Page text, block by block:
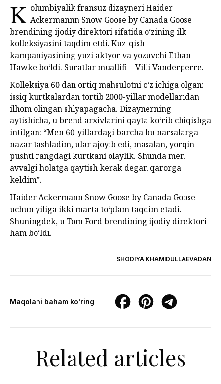
K olumbiyalik fransuz dizayneri Haider
Ackermannn Snow Goose by Canada Goose
brendining ijodiy direktori sifatida o‘zining ilk
kolleksiyasini taqdim etdi. Kuz-qish
kampaniyasining yuzi aktyor va yozuvchi Ethan
Hawke bo‘ldi. Suratlar muallifi – Villi Vanderperre.
Kolleksiya 60 dan ortiq mahsulotni o‘z ichiga olgan:
issiq kurtkalardan tortib 2000-yillar modellaridan
ilhom olingan shlyapagacha. Dizaynerning
aytishicha, u brend arxivlarini qayta ko‘rib chiqishga
intilgan: “Men 60-yillardagi barcha bu narsalarga
nazar tashladim, ular ajoyib edi, masalan, yorqin
pushti rangdagi kurtkani olaylik. Shunda men
avvalgi holatga qaytish kerak degan qarorga
keldim”.
Haider Ackermann Snow Goose by Canada Goose
uchun yiliga ikki marta to‘plam taqdim etadi.
Shuningdek, u Tom Ford brendining ijodiy direktori
ham bo‘ldi.
SHODIYA KHAMIDULLAEVADAN
Maqolani baham ko'ring
Related articles